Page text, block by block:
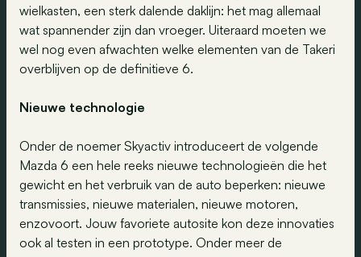
wielkasten, een sterk dalende daklijn: het mag allemaal
wat spannender zijn dan vroeger. Uiteraard moeten we
wel nog even afwachten welke elementen van de Takeri
overblijven op de definitieve 6.
Nieuwe technologie
Onder de noemer Skyactiv introduceert de volgende
Mazda 6 een hele reeks nieuwe technologieën die het
gewicht en het verbruik van de auto beperken: nieuwe
transmissies, nieuwe materialen, nieuwe motoren,
enzovoort. Jouw favoriete autosite kon deze innovaties
ook al testen in een prototype. Onder meer de